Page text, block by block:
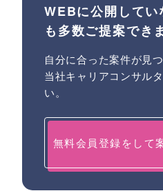
WEBに公開して
も多数ご提案でき
自分に合った案件が見
当社キャリアコンサル
い。
無料会員登録をして